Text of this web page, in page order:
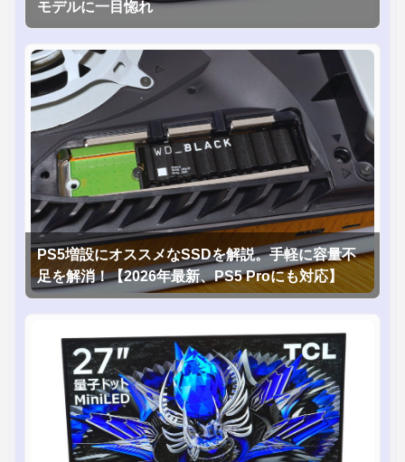
モデルに一目惚れ
PS5増設にオススメなSSDを解説。手軽に容量不
足を解消！【2026年最新、PS5 Proにも対応】